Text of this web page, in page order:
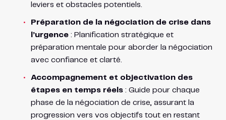
leviers et obstacles potentiels.
Préparation de la négociation de crise dans
l’urgence : Planification stratégique et
préparation mentale pour aborder la négociation
avec confiance et clarté.
Accompagnement et objectivation des
étapes en temps réels : Guide pour chaque
phase de la négociation de crise, assurant la
progression vers vos objectifs tout en restant